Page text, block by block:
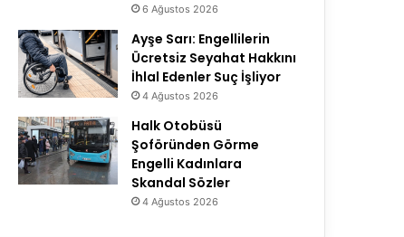
6 Ağustos 2026
Ayşe Sarı: Engellilerin
Ücretsiz Seyahat Hakkını
İhlal Edenler Suç İşliyor
4 Ağustos 2026
Halk Otobüsü
Şoföründen Görme
Engelli Kadınlara
Skandal Sözler
4 Ağustos 2026